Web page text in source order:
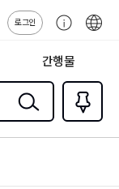
로그인
센
간행물
검색
즐겨찾
기0